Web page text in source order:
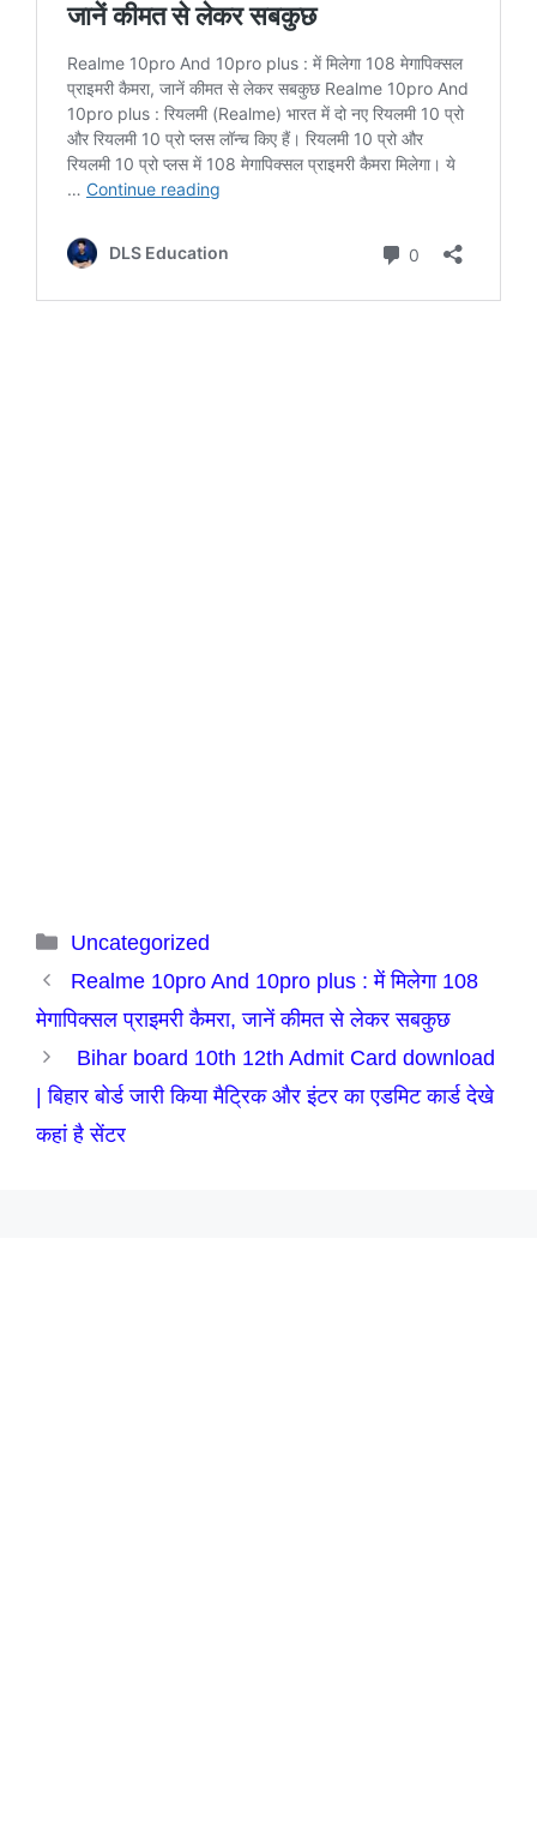
Categories
Uncategorized
Realme 10pro And 10pro plus : में मिलेगा 108
मेगापिक्सल प्राइमरी कैमरा, जानें कीमत से लेकर सबकुछ
Bihar board 10th 12th Admit Card download
| बिहार बोर्ड जारी किया मैट्रिक और इंटर का एडमिट कार्ड देखे
कहां है सेंटर